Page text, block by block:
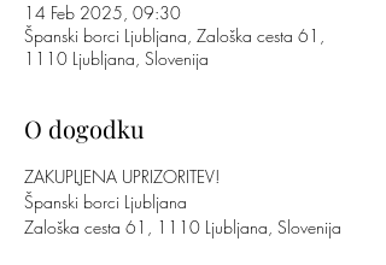
14 Feb 2025, 09:30
Španski borci Ljubljana, Zaloška cesta 61,
1110 Ljubljana, Slovenija
O dogodku
ZAKUPLJENA UPRIZORITEV!
Španski borci Ljubljana
Zaloška cesta 61, 1110 Ljubljana, Slovenija